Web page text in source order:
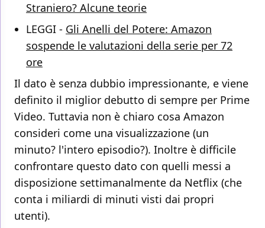
Straniero? Alcune teorie
LEGGI - Gli Anelli del Potere: Amazon
sospende le valutazioni della serie per 72
ore
Il dato è senza dubbio impressionante, e viene
definito il miglior debutto di sempre per Prime
Video. Tuttavia non è chiaro cosa Amazon
consideri come una visualizzazione (un
minuto? l'intero episodio?). Inoltre è difficile
confrontare questo dato con quelli messi a
disposizione settimanalmente da Netflix (che
conta i miliardi di minuti visti dai propri
utenti).